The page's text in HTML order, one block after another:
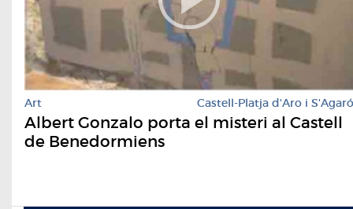
Art Castell-Platja d'Aro i S'Agaró
Albert Gonzalo porta el misteri al Castell
de Benedormiens